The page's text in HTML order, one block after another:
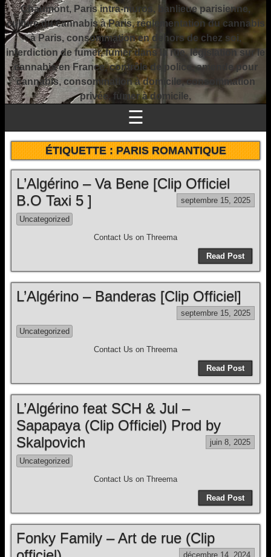
Chaumont, Paris intra-muros, banlieue parisienne,
culture du cannabis à Paris, réglementation du cannabis
à Paris, consommation en dehors de chez soi,
interdiction de fumer, fumer dans la rue, législation sur le
cannabis en France, contrôle de police, amende pour
cannabis, consommation à domicile, consommation
privée, fumer à domicile,
☰
ÉTIQUETTE :PARIS ROMANTIQUE
L’Algérino – Va Bene [Clip Officiel
B.O Taxi 5 ]
septembre 15, 2025
Uncategorized
Contact Us on Threema
Read Post
L’Algérino – Banderas [Clip Officiel]
septembre 15, 2025
Uncategorized
Contact Us on Threema
Read Post
L’Algérino feat SCH & Jul –
Sapapaya (Clip Officiel) Prod by
Skalpovich
juin 8, 2025
Uncategorized
Contact Us on Threema
Read Post
Fonky Family – Art de rue (Clip
décembre 14, 2024